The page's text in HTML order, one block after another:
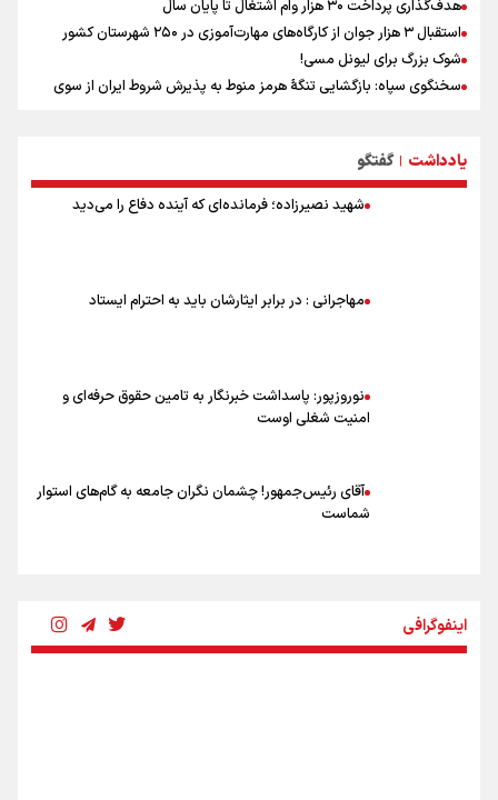
هدف‌گذاری پرداخت ۳۰ هزار وام اشتغال تا پایان سال
استقبال ۳ هزار جوان از کارگاه‌های مهارت‌آموزی در ۲۵۰ شهرستان کشور
شوک بزرگ برای لیونل مسی!
سخنگوی سپاه: بازگشایی تنگۀ هرمز منوط به پذیرش شروط ایران از سوی
ورود مواد آلاینده به منابع آب از نگرانی‌های جدی دوران جنگ است/ خطر از
دست رفتن باروری خاک
مروری بر زندگینامه خبرنگار شهید «محمود صارمی»
یادداشت | گفتگو
شهید نصیرزاده؛ فرمانده‌ای که آینده دفاع را می‌دید
مهاجرانی : در برابر ایثارشان باید به احترام ایستاد
نوروزپور: پاسداشت خبرنگار به تامین حقوق حرفه‌ای و
امنیت شغلی اوست
آقای رئیس‌جمهور! چشمان نگران جامعه به گام‌های استوار
شماست
اینفوگرافی